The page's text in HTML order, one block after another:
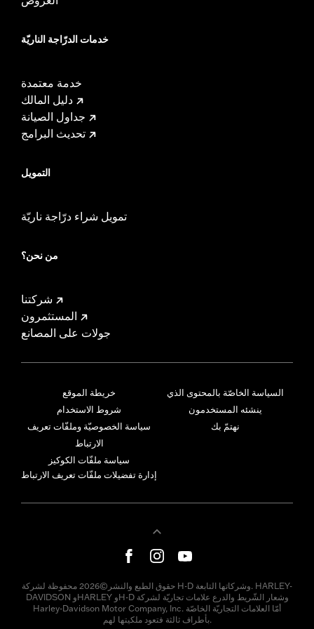
خدمات الدرّاجة الناريّة
خدمة معتمدة
دليل المالك
جداول الصيانة
تحديث البرامج
التمويل
تمويل شراء درّاجة ناريّة
من نحن؟
شركتنا
المستثمرون
جولات على المصانع
خريطة الموقع
شروط الاستخدام
سياسة الخصوصيّة وملفّات تعريف
الارتباط
سياسة ملفّات الكوكيز
إدارة تفضيلات ملفّات تعريف الارتباط
السياسة الخاصّة بالمحتوى الذي
ينشئه المستخدمون
نهتمّ بك
حقوق الطبع والنشر©2026 محفوظة لشركة H-D وشركاتها التابعة. HARLEY-
DAVIDSON وHARLEY وH-D وشعار الشّريط والدرع علامات تجاريّة لشركة
Harley-Davidson Motor Company, Inc. أمّا العلامات التجاريّة الخاصّة
بأطراف ثالثة فتعود ملكيتها لهم.